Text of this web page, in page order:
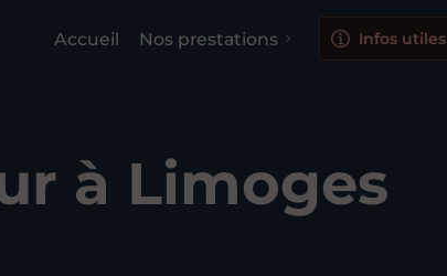
Accueil Nos prestations Infos utiles
à Limoges